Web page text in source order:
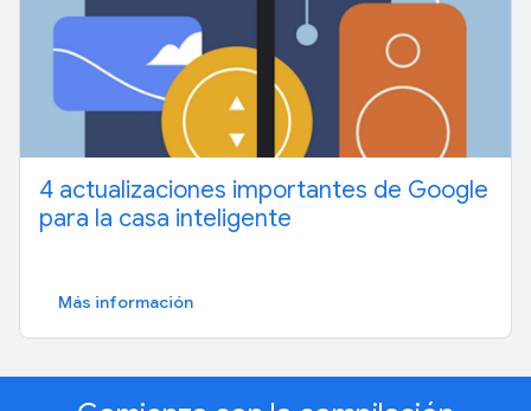
4 actualizaciones importantes de Google
para la casa inteligente
Más información